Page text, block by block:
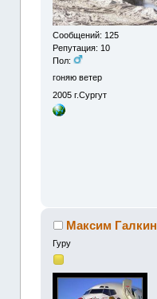
Сообщений: 125
Репутация: 10
Пол:
гоняю ветер
2005 г.Сургут
Максим Галкин
Гуру